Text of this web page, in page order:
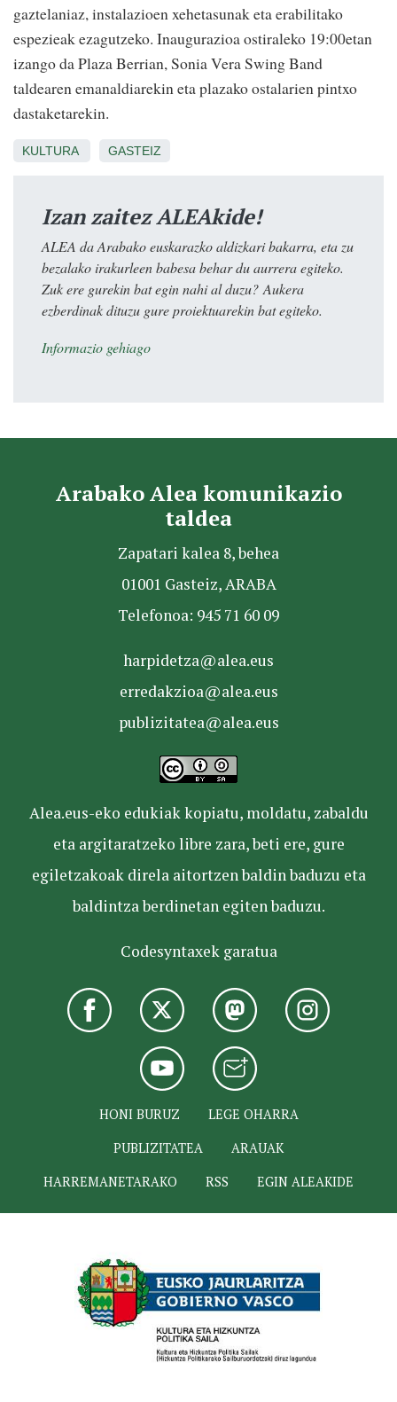
gaztelaniaz, instalazioen xehetasunak eta erabilitako
espezieak ezagutzeko. Inaugurazioa ostiraleko 19:00etan
izango da Plaza Berrian, Sonia Vera Swing Band
taldearen emanaldiarekin eta plazako ostalarien pintxo
dastaketarekin.
KULTURA GASTEIZ
Izan zaitez ALEAkide!
ALEA da Arabako euskarazko aldizkari bakarra, eta zu
bezalako irakurleen babesa behar du aurrera egiteko.
Zuk ere gurekin bat egin nahi al duzu? Aukera
ezberdinak dituzu gure proiektuarekin bat egiteko.
Informazio gehiago
Arabako Alea komunikazio
taldea
Zapatari kalea 8, behea
01001 Gasteiz, ARABA
Telefonoa: 945 71 60 09
harpidetza@alea.eus
erredakzioa@alea.eus
publizitatea@alea.eus
Alea.eus-eko edukiak kopiatu, moldatu, zabaldu
eta argitaratzeko libre zara, beti ere, gure
egiletzakoak direla aitortzen baldin baduzu eta
baldintza berdinetan egiten baduzu.
Codesyntaxek garatua
HONI BURUZ
LEGE OHARRA
PUBLIZITATEA
ARAUAK
HARREMANETARAKO
RSS EGIN ALEAKIDE